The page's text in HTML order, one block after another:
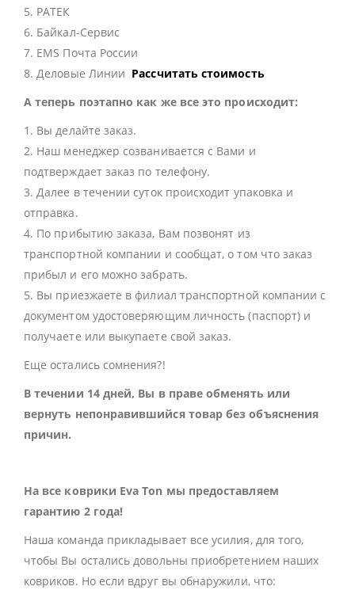
5. РАТЕК
6. Байкал-Сервис
7. EMS Почта России
8. Деловые Линии Рассчитать стоимость
А теперь поэтапно как же все это происходит:
1. Вы делайте заказ.
2. Наш менеджер созванивается с Вами и
подтверждает заказ по телефону.
3. Далее в течении суток происходит упаковка и
отправка.
4. По прибытию заказа, Вам позвонят из
транспортной компании и сообщат, о том что заказ
прибыл и его можно забрать.
5. Вы приезжаете в филиал транспортной компании с
документом удостоверяющим личность (паспорт) и
получаете или выкупаете свой заказ.
Еще остались сомнения?!
В течении 14 дней, Вы в праве обменять или
вернуть непонравившийся товар без объяснения
причин.
На все коврики Eva Ton мы предоставляем
гарантию 2 года!
Наша команда прикладывает все усилия, для того,
чтобы Вы остались довольны приобретением наших
ковриков. Но если вдруг вы обнаружили, что: